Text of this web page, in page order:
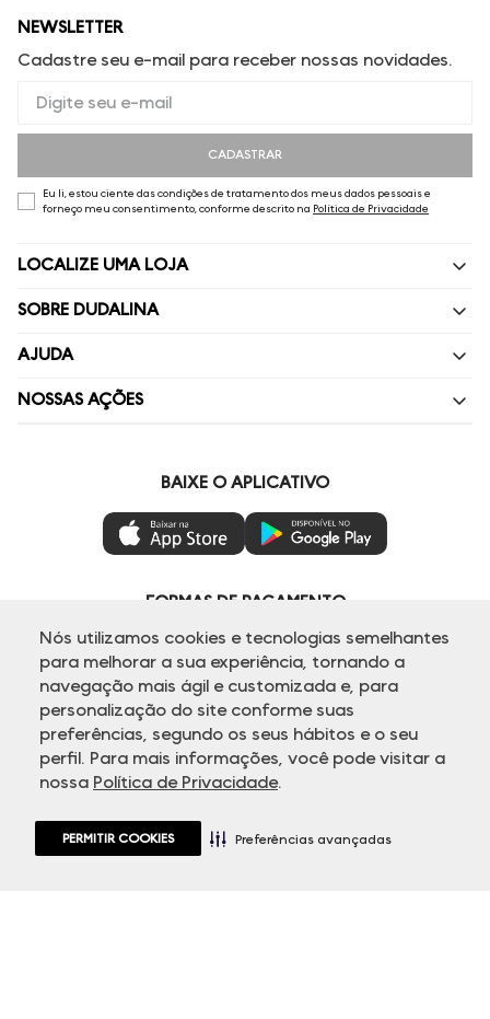
Nós utilizamos cookies e tecnologias semelhantes
para melhorar a sua experiência, tornando a
navegação mais ágil e customizada e, para
personalização do site conforme suas
preferências, segundo os seus hábitos e o seu
perfil. Para mais informações, você pode visitar a
nossa Política de Privacidade.
PERMITIR COOKIES Preferências avançadas
NEWSLETTER
Cadastre seu e-mail para receber nossas novidades.
CADASTRAR
Eu li, estou ciente das condições de tratamento dos meus dados pessoais e
forneço meu consentimento, conforme descrito na Política de Privacidade
LOCALIZE UMA LOJA
SOBRE DUDALINA
Quem Somos
Nossas Lojas
Ética e Sustentabilidade
AJUDA
Perguntas Frequentes
Troca e Devoluções
Regulamentos
Compre pelo Whatsapp
NOSSAS AÇÕES
Mastercard
Azul Fidelidade
Venda Corporativa
Super Friday
BAIXE O APLICATIVO
FORMAS DE PAGAMENTO
NOSSAS REDES